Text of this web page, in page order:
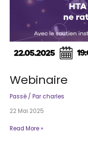
Webinaire
Passé / Parcharles
22 Mai 2025
Webinaire
Read More »